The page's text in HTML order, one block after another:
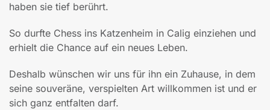
haben sie tief berührt.
So durfte Chess ins Katzenheim in Calig einziehen und
erhielt die Chance auf ein neues Leben.
Deshalb wünschen wir uns für ihn ein Zuhause, in dem
seine souveräne, verspielten Art willkommen ist und er
sich ganz entfalten darf.